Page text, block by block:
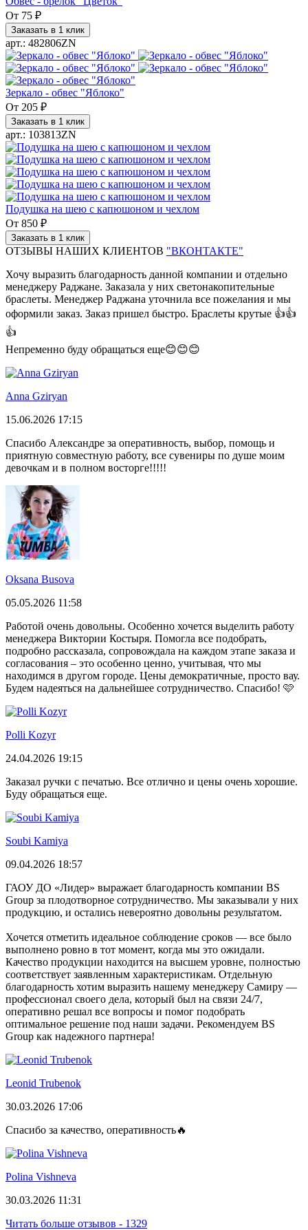
От 75 ₽
Заказать в 1 клик
арт.: 482806ZN
Зеркало - обвес "Яблоко"
От 205 ₽
Заказать в 1 клик
арт.: 103813ZN
Подушка на шею с капюшоном и чехлом
От 850 ₽
Заказать в 1 клик
ОТЗЫВЫ НАШИХ КЛИЕНТОВ "ВКОНТАКТЕ"
Хочу выразить благодарность данной компании и отдельно
менеджеру Раджане. Заказала у них светонакопительные
браслеты. Менеджер Раджана уточнила все пожелания и мы
оформили заказ. Заказ пришел быстро. Браслеты крутые 👍👍
👍
Непременно буду обращаться еще😊😊😊
Anna Gziryan
15.06.2026 17:15
Спасибо Александре за оперативность, выбор, помощь и
приятную совместную работу, все сувениры по душе моим
девочкам и в полном восторге!!!!!
Oksana Busova
05.05.2026 11:58
Работой очень довольны. Особенно хочется выделить работу
менеджера Виктории Костыря. Помогла все подобрать,
подробно рассказала, сопровождала на каждом этапе заказа и
согласования – это особенно ценно, учитывая, что мы
находимся в другом городе. Цены демократичные, просто вау.
Будем надеяться на дальнейшее сотрудничество. Спасибо! 🩷
Polli Kozyr
24.04.2026 19:15
Заказал ручки с печатью. Все отлично и цены очень хорошие.
Буду обращаться еще.
Soubi Kamiya
09.04.2026 18:57
ГАОУ ДО «Лидер» выражает благодарность компании BS
Group за плодотворное сотрудничество. Мы заказывали у них
продукцию, и остались невероятно довольны результатом.
Хочется отметить идеальное соблюдение сроков — все было
выполнено ровно в тот момент, когда мы это ожидали.
Качество продукции находится на высшем уровне, полностью
соответствует заявленным характеристикам. Отдельную
благодарность хотим выразить нашему менеджеру Самиру —
профессионал своего дела, который был на связи 24/7,
оперативно решал все вопросы и помог подобрать
оптимальное решение под наши задачи. Рекомендуем BS
Group как надежного партнера!
Leonid Trubenok
30.03.2026 17:06
Спасибо за качество, оперативность🔥
Polina Vishneva
30.03.2026 11:31
Читать больше отзывов - 1329